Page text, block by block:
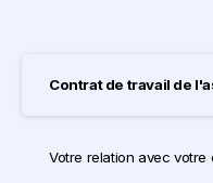
Contrat de travail de
Votre relation avec votre